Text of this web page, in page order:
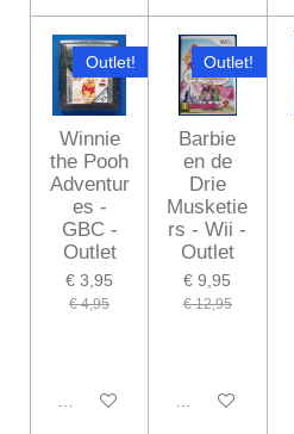
Outlet!
Winnie
the Pooh
Adventur
es -
GBC -
Outlet
€ 3,95
€ 4,95
In winkelwagen
Outlet!
Barbie
en de
Drie
Musketie
rs - Wii -
Outlet
€ 9,95
€ 12,95
In winkelwagen